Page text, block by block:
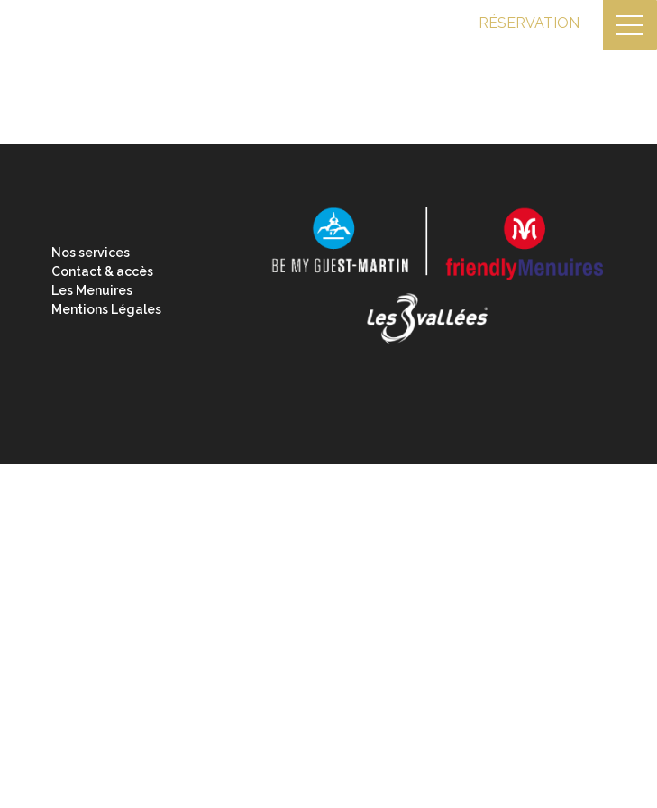
RÉSERVATION
Nos services
Contact & accès
Les Menuires
Mentions Légales